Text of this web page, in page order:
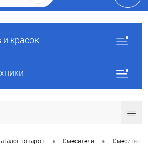
и красок
товаров • Смесители • Смесители